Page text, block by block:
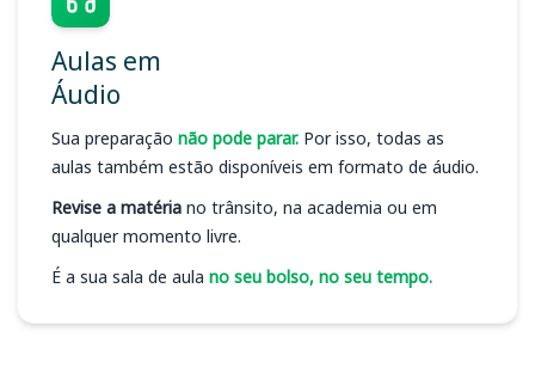
Aulas em
Áudio
Sua preparação não pode parar. Por isso, todas as
aulas também estão disponíveis em formato de áudio.
Revise a matéria no trânsito, na academia ou em
qualquer momento livre.
É a sua sala de aula no seu bolso, no seu tempo.